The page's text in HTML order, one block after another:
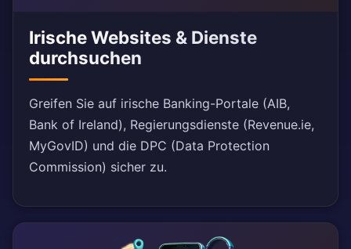
Irische Websites & Dienste
durchsuchen
Greifen Sie auf irische Banking-Portale (AIB,
Bank of Ireland), Regierungsdienste (Revenue.ie,
MyGovID) und die DPC (Data Protection
Commission) sicher zu.